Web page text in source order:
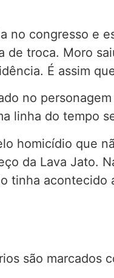
no congresso e
de troca. Moro
É assim
no
linha do tempo
homicídio que
da Lava Jato.
tinha acontecido
são marcados